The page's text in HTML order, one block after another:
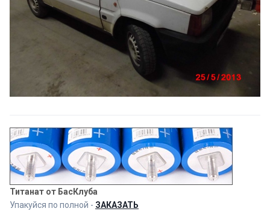
Титанат от БасКлуба
Упакуйся по полной - ЗАКАЗАТЬ